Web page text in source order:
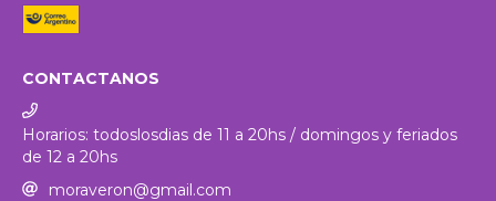
CONTACTANOS
Horarios: todoslosdias de 11 a 20hs / domingos y feriados
de 12 a 20hs
moraveron@gmail.com